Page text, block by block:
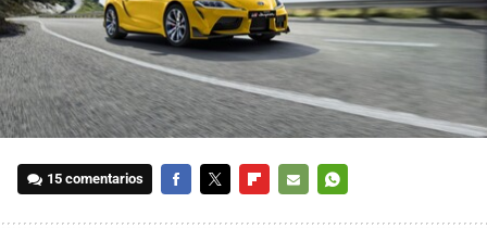
15 comentarios